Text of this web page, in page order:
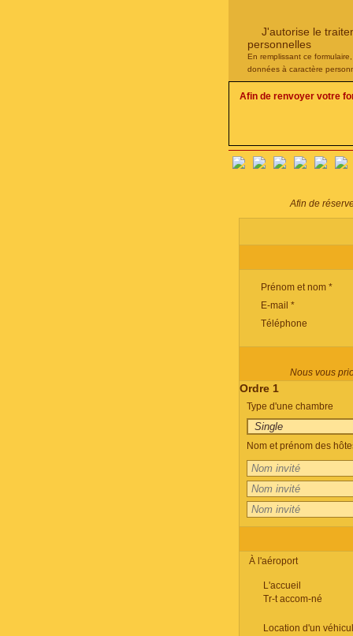
J'autorise le
personnelles
En remplissant ce
données à caractère
Afin de renvoyer votre
Afin de
Prénom et nom *
E-mail *
Téléphone
Nous vous
Ordre 1
Type d'une chambre
Nom et prénom des
À l'aéroport
L'accueil
Tr-t accom-né
Location d'un